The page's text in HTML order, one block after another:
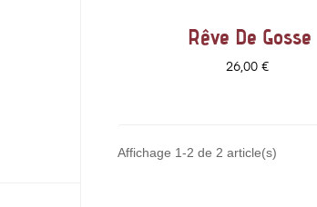
Rêve De Gosse
Prix
26,00 €
Affichage 1-2 de 2 article(s)